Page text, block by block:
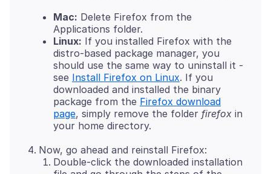
Mac: Delete Firefox from the
Applications folder.
Linux: If you installed Firefox with the
distro-based package manager, you
should use the same way to uninstall it -
see Install Firefox on Linux. If you
downloaded and installed the binary
package from the Firefox download
page, simply remove the folder firefox in
your home directory.
Now, go ahead and reinstall Firefox:
Double-click the downloaded installation